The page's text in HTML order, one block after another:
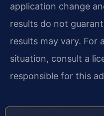
application change
results do not
results may vary. For
situation, consult a
responsible for this